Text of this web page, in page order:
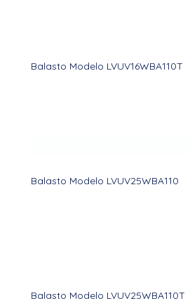
Balasto Modelo LVUV16WBA110T
Balasto Modelo LVUV25WBA110
Balasto Modelo LVUV25WBA110T